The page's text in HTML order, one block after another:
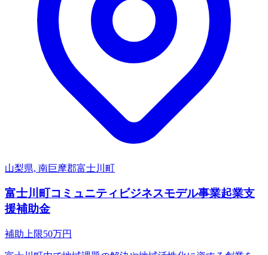
山梨県, 南巨摩郡富士川町
富士川町コミュニティビジネスモデル事業起業支
援補助金
補助上限50万円